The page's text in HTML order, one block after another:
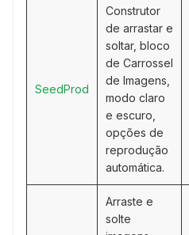
SeedProd
Construtor
de arrastar e
soltar, bloco
de Carrossel
de Imagens,
modo claro
e escuro,
opções de
reprodução
automática.
Arraste e
solte